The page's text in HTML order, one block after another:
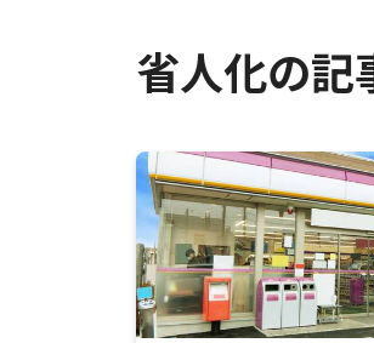
省人化の記